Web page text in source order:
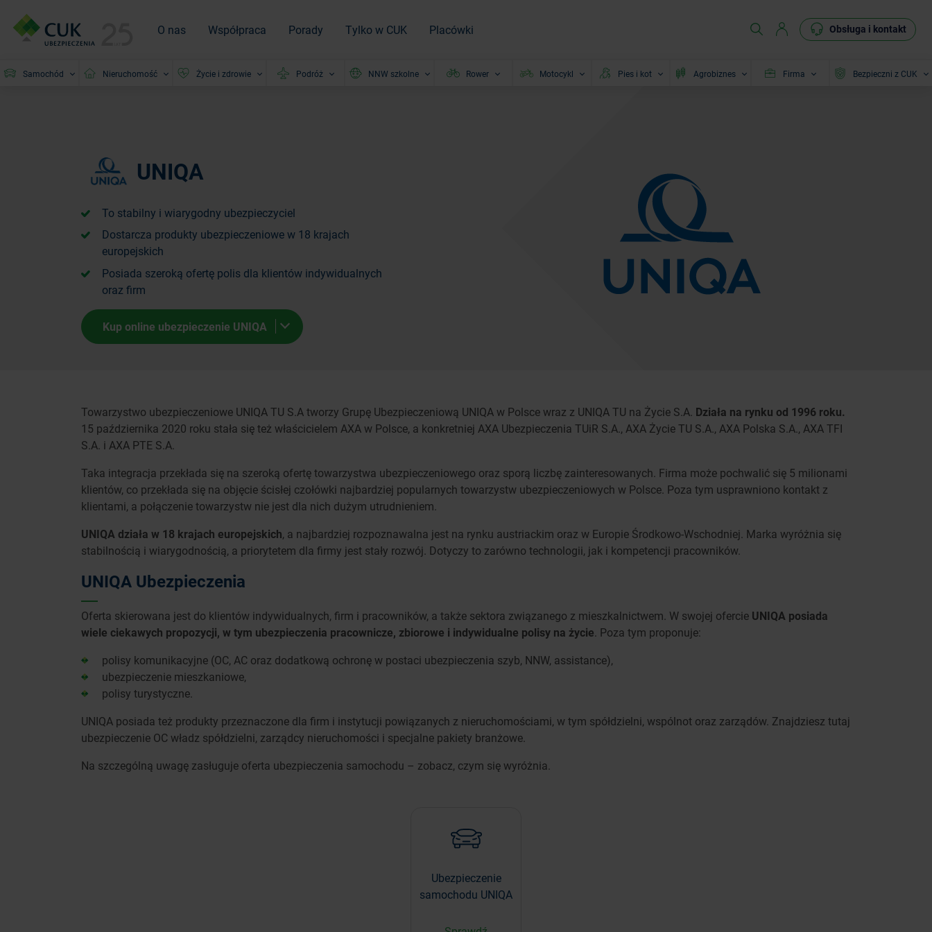
O nas Współpraca Porady Tylko w CUK Placówki Obsługa i kontakt
Samochód Nieruchomość Życie i zdrowie Podróż NNW szkolne Rower Motocykl Pies i kot Agrobiznes Firma Bezpieczni z CUK
UNIQA
To stabilny i wiarygodny ubezpieczyciel
Dostarcza produkty ubezpieczeniowe w 18 krajach
europejskich
Posiada szeroką ofertę polis dla klientów indywidualnych
oraz firm
Kup online ubezpieczenie UNIQA
Towarzystwo ubezpieczeniowe UNIQA TU S.A tworzy Grupę Ubezpieczeniową UNIQA w Polsce wraz z UNIQA TU na Życie S.A. Działa na rynku od 1996 roku.
15 października 2020 roku stała się też właścicielem AXA w Polsce, a konkretniej AXA Ubezpieczenia TUiR S.A., AXA Życie TU S.A., AXA Polska S.A., AXA TFI
S.A. i AXA PTE S.A.
Taka integracja przekłada się na szeroką ofertę towarzystwa ubezpieczeniowego oraz sporą liczbę zainteresowanych. Firma może pochwalić się 5 milionami
klientów, co przekłada się na objęcie ścisłej czołówki najbardziej popularnych towarzystw ubezpieczeniowych w Polsce. Poza tym usprawniono kontakt z
klientami, a połączenie towarzystw nie jest dla nich dużym utrudnieniem.
UNIQA działa w 18 krajach europejskich, a najbardziej rozpoznawalna jest na rynku austriackim oraz w Europie Środkowo-Wschodniej. Marka wyróżnia się
stabilnością i wiarygodnością, a priorytetem dla firmy jest stały rozwój. Dotyczy to zarówno technologii, jak i kompetencji pracowników.
UNIQA Ubezpieczenia
Oferta skierowana jest do klientów indywidualnych, firm i pracowników, a także sektora związanego z mieszkalnictwem. W swojej ofercie UNIQA posiada
wiele ciekawych propozycji, w tym ubezpieczenia pracownicze, zbiorowe i indywidualne polisy na życie . Poza tym proponuje:
polisy komunikacyjne (OC, AC oraz dodatkową ochronę w postaci ubezpieczenia szyb, NNW, assistance),
ubezpieczenie mieszkaniowe,
polisy turystyczne.
UNIQA posiada też produkty przeznaczone dla firm i instytucji powiązanych z nieruchomościami, w tym spółdzielni, wspólnot oraz zarządów. Znajdziesz tutaj
ubezpieczenie OC władz spółdzielni, zarządcy nieruchomości i specjalne pakiety branżowe.
Na szczególną uwagę zasługuje oferta ubezpieczenia samochodu – zobacz, czym się wyróżnia.
Ubezpieczenie
samochodu UNIQA